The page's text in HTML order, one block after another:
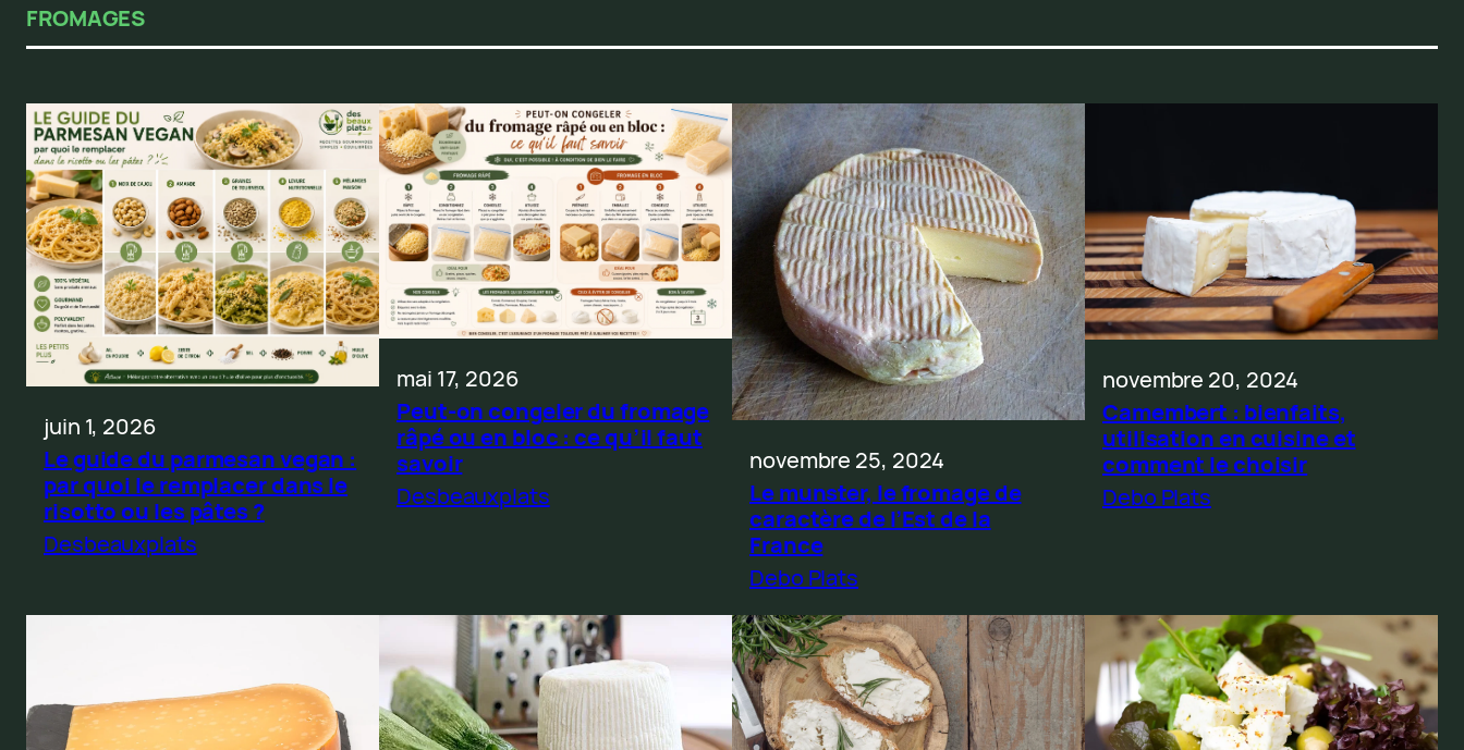
FROMAGES
juin 1, 2026
Le guide du parmesan vegan :
par quoi le remplacer dans le
risotto ou les pâtes ?
Desbeauxplats
mai 17, 2026
Peut-on congeler du fromage
râpé ou en bloc : ce qu’il faut
savoir
Desbeauxplats
novembre 25, 2024
Le munster, le fromage de
caractère de l’Est de la
France
Debo Plats
novembre 20, 2024
Camembert : bienfaits,
utilisation en cuisine et
comment le choisir
Debo Plats